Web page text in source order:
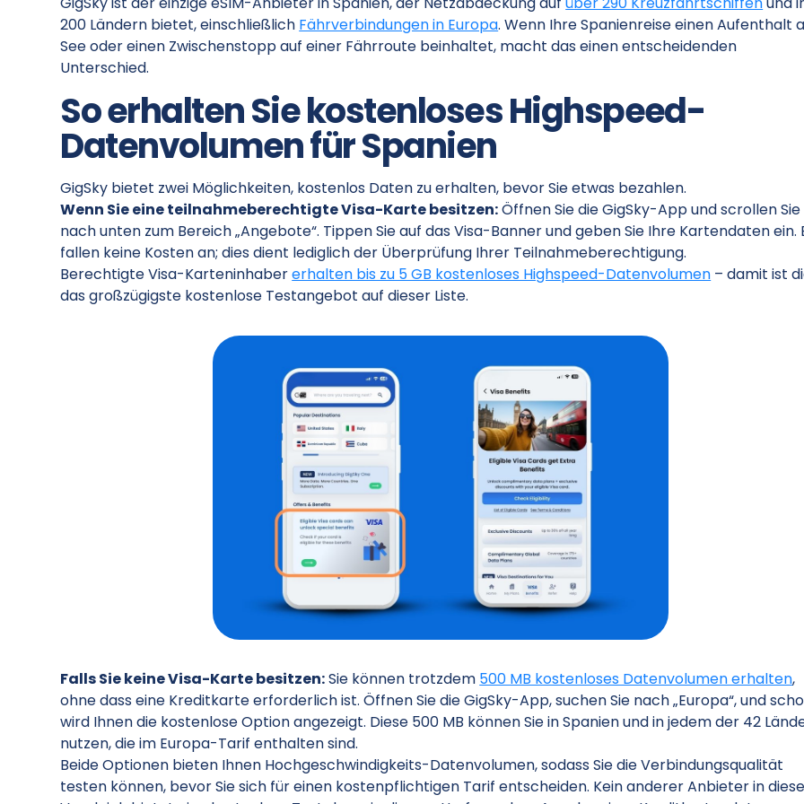
200 Ländern bietet, einschließlich Fährverbindungen in Europa. Wenn Ihre Spanienreise einen Aufenthalt
See oder einen Zwischenstopp auf einer Fährroute beinhaltet, macht das einen entscheidenden
Unterschied.
So erhalten Sie kostenloses Highspeed-
Datenvolumen für Spanien
GigSky bietet zwei Möglichkeiten, kostenlos Daten zu erhalten, bevor Sie etwas bezahlen.
Wenn Sie eine teilnahmeberechtigte Visa-Karte besitzen:Öffnen Sie die GigSky-App und scrollen Sie
nach unten zum Bereich „Angebote“. Tippen Sie auf das Visa-Banner und geben Sie Ihre Kartendaten ein.
fallen keine Kosten an; dies dient lediglich der Überprüfung Ihrer Teilnahmeberechtigung.
Berechtigte Visa-Karteninhabererhalten bis zu 5 GB kostenloses Highspeed-Datenvolumen – damit ist
das großzügigste kostenlose Testangebot auf dieser Liste.
Falls Sie keine Visa-Karte besitzen:Sie können trotzdem 500 MB kostenloses Datenvolumen erhalten,
ohne dass eine Kreditkarte erforderlich ist. Öffnen Sie die GigSky-App, suchen Sie nach „Europa“, und
wird Ihnen die kostenlose Option angezeigt. Diese 500 MB können Sie in Spanien und in jedem der 42
nutzen, die im Europa-Tarif enthalten sind.
Beide Optionen bieten Ihnen Hochgeschwindigkeits-Datenvolumen, sodass Sie die Verbindungsqualität
testen können, bevor Sie sich für einen kostenpflichtigen Tarif entscheiden. Kein anderer Anbieter in